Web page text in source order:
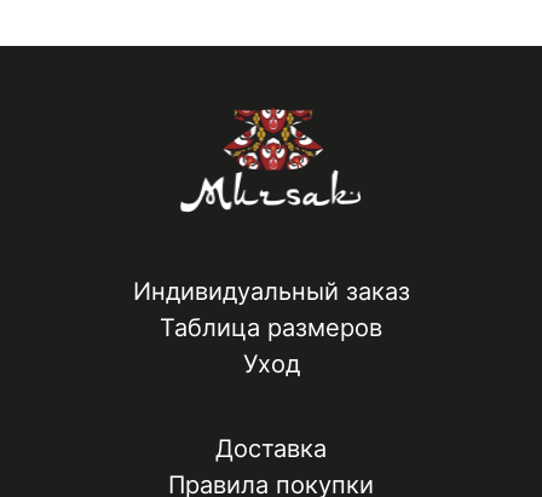
Индивидуальный заказ
Таблица размеров
Уход
Доставка
Правила покупки